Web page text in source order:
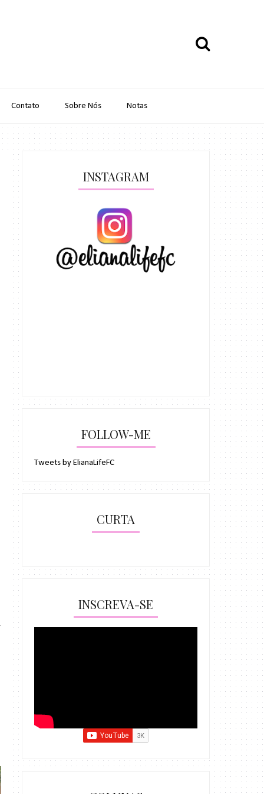
Contato Sobre Nós Notas
INSTAGRAM
FOLLOW-ME
Tweets by ElianaLifeFC
CURTA
INSCREVA-SE